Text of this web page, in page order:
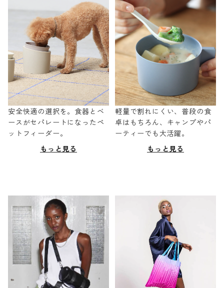
安全快適の選択を。食器とベ
ースがセパレートになったペ
ットフィーダー。
もっと見る
軽量で割れにくい、普段の食
卓はもちろん、キャンプやパ
ーティーでも大活躍。
もっと見る